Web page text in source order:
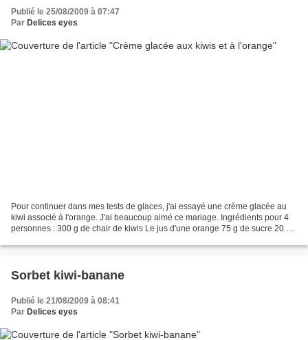
Publié le 25/08/2009 à 07:47
Par Delices eyes
Pour continuer dans mes tests de glaces, j'ai essayé une crème glacée au
kiwi associé à l'orange. J'ai beaucoup aimé ce mariage. Ingrédients pour 4
personnes : 300 g de chair de kiwis Le jus d'une orange 75 g de sucre 20 cl
Sorbet kiwi-banane
Publié le 21/08/2009 à 08:41
Par Delices eyes